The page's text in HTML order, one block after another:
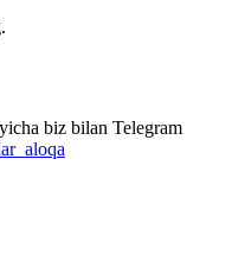
biz bilan Telegram